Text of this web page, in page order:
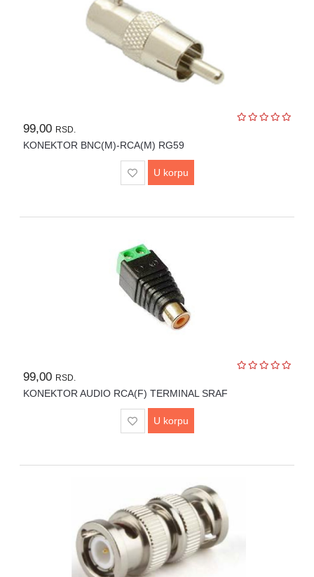
99,00 RSD.
KONEKTOR BNC(M)-RCA(M) RG59
U korpu
99,00 RSD.
KONEKTOR AUDIO RCA(F) TERMINAL SRAF
U korpu